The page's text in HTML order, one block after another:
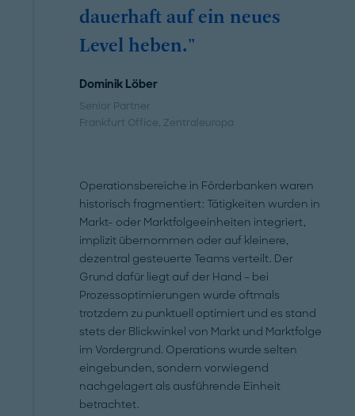
dauerhaft auf ein neues
Level heben."
Dominik Löber
Senior Partner
Frankfurt Office, Zentraleuropa
Operationsbereiche in Förderbanken waren
historisch fragmentiert: Tätigkeiten wurden in
Markt- oder Marktfolgeeinheiten integriert,
implizit übernommen oder auf kleinere,
dezentral gesteuerte Teams verteilt. Der
Grund dafür liegt auf der Hand – bei
Prozessoptimierungen wurde oftmals
trotzdem zu punktuell optimiert und es stand
stets der Blickwinkel von Markt und Marktfolge
im Vordergrund. Operations wurde selten
eingebunden, sondern vorwiegend
nachgelagert als ausführende Einheit
betrachtet.